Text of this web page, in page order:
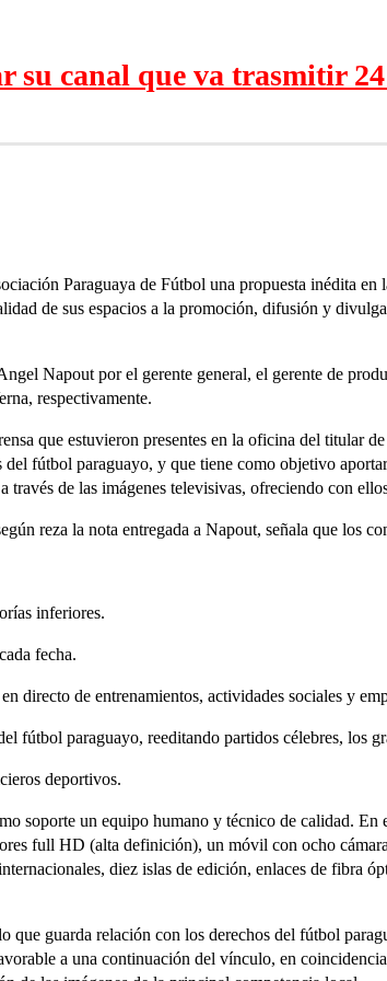
su canal que va trasmitir
Paraguaya de Fútbol una propuesta inédita
de sus espacios a la promoción, difusión y
Napout por el gerente general, el gerente de
respectivamente.
que estuvieron presentes en la oficina del titular
del fútbol paraguayo, y que tiene como objetivo
de las imágenes televisivas, ofreciendo con
reza la nota entregada a Napout, señala que los
inferiores.
fecha.
directo de entrenamientos, actividades sociales y
fútbol paraguayo, reeditando partidos célebres, los
deportivos.
soporte un equipo humano y técnico de calidad. En
full HD (alta definición), un móvil con ocho
diez islas de edición, enlaces de fibra
que guarda relación con los derechos del fútbol
a una continuación del vínculo, en